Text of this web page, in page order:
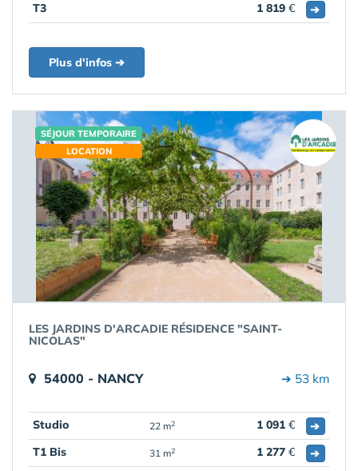
T3
1 819 € ➔
Plus d'infos ➔
SÉJOUR TEMPORAIRE
LOCATION
LES JARDINS D'ARCADIE RÉSIDENCE "SAINT-
NICOLAS"
54000 - NANCY ➔ 53 km
Studio 22 m2 1 091 €
➔
T1 Bis
31 m2 1 277 €
➔